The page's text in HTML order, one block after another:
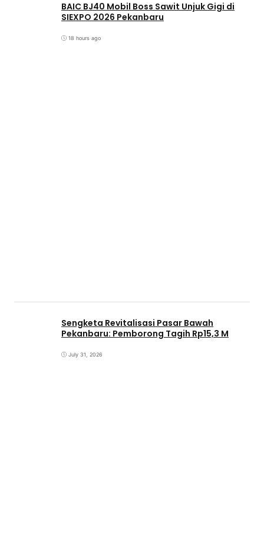
BAIC BJ40 Mobil Boss Sawit Unjuk Gigi di
SIEXPO 2026 Pekanbaru
18 hours ago
Sengketa Revitalisasi Pasar Bawah
Pekanbaru: Pemborong Tagih Rp15,3 M
July 31, 2026